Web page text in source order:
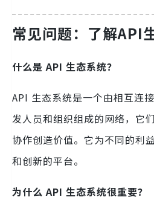
常见问题：了解API
什么是 API 生态系统？
API 生态系统是一个由相互连
发人员和组织组成的网络，它
协作创造价值。它为不同的利
和创新的平台。
为什么 API 生态系统很重要？